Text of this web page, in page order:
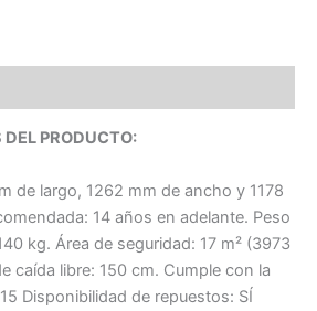
PRODUCTO:
de largo, 1262 mm de ancho y 1178
14 años en adelante. Peso
kg. Área de seguridad: 17 m² (3973
caída libre: 150 cm. Cumple con la
Disponibilidad de repuestos: SÍ